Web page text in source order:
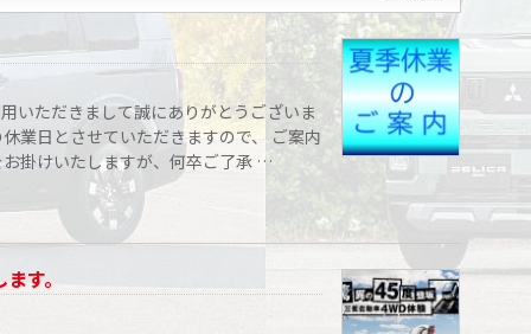
いただきまして誠にありがとうございま
業日とさせていただきますので、 ご案内
掛けいたしますが、何卒ご了承 …
す。